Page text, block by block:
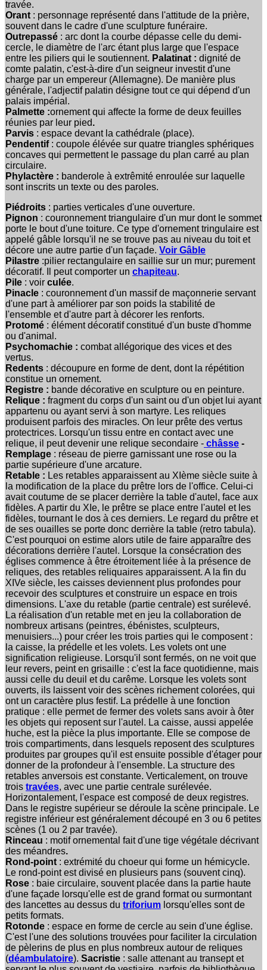
travée.
Orant : personnage représenté dans l'attitude de la prière,
souvent dans le cadre d'une sculpture funéraire.
Outrepassé : arc dont la courbe dépasse celle du demi-
cercle, le diamètre de l'arc étant plus large que l'espace
entre les piliers qui le soutiennent. Palatinat : dignité de
comte palatin, c'est-à-dire d'un seigneur investit d'une
charge par un empereur (Allemagne). De manière plus
générale, l'adjectif palatin désigne tout ce qui dépend d'un
palais impérial.
Palmette :ornement qui affecte la forme de deux feuilles
réunies par leur pied.
Parvis : espace devant la cathédrale (place).
Pendentif : coupole élévée sur quatre triangles sphériques
concaves qui permettent le passage du plan carré au plan
circulaire.
Phylactère : banderole à extrêmité enroulée sur laquelle
sont inscrits un texte ou des paroles.
Piédroits : parties verticales d'une ouverture.
Pignon : couronnement triangulaire d'un mur dont le sommet
porte le bout d'une toiture. Ce type d'ornement tringulaire est
appelé gâble lorsqu'il ne se trouve pas au niveau du toit et
décore une autre partie d'un façade. Voir Gâble
Pilastre :pilier rectangulaire en saillie sur un mur; purement
décoratif. Il peut comporter un chapiteau.
Pile : voir culée.
Pinacle : couronnement d'un massif de maçonnerie servant
d'une part à améliorer par son poids la stabilité de
l'ensemble et d'autre part à décorer les renforts.
Protomé : élément décoratif constitué d'un buste d'homme
ou d'animal.
Psychomachie : combat allégorique des vices et des
vertus.
Redents : découpure en forme de dent, dont la répétition
constitue un ornement.
Registre : bande décorative en sculpture ou en peinture.
Relique : fragment du corps d'un saint ou d'un objet lui ayant
appartenu ou ayant servi à son martyre. Les reliques
produisent parfois des miracles. On leur prête des vertus
protectrices. Lorsqu'un tissu entre en contact avec une
relique, il peut devenir une relique secondaire - châsse -
Remplage : réseau de pierre garnissant une rose ou la
partie supérieure d'une arcature.
Retable : Les retables apparaissent au XIème siècle suite à
la modification de la place du prêtre lors de l'office. Celui-ci
avait coutume de se placer derrière la table d'autel, face aux
fidèles. A partir du XIe, le prêtre se place entre l'autel et les
fidèles, tournant le dos à ces derniers. Le regard du prêtre et
de ses ouailles se porte donc derrière la table (retro tabula).
C'est pourquoi on estime alors utile de faire apparaître des
décorations derrière l'autel. Lorsque la consécration des
églises commence à être étroitement liée à la présence de
reliques, des retables reliquaires apparaissent. A la fin du
XIVe siècle, les caisses deviennent plus profondes pour
recevoir des sculptures et construire un espace en trois
dimensions. L'axe du retable (partie centrale) est surélevé.
La réalisation d'un retable met en jeu la collaboration de
nombreux artisans (peintres, ébénistes, sculpteurs,
menuisiers...) pour créer les trois parties qui le composent :
la caisse, la prédelle et les volets. Les volets ont une
signification religieuse. Lorsqu'il sont fermés, on ne voit que
leur revers, peint en grisaille : c'est la face quotidienne, mais
aussi celle du deuil et du carême. Lorsque les volets sont
ouverts, ils laissent voir des scènes richement colorées, qui
ont un caractère plus festif. La prédelle à une fonction
pratique : elle permet de fermer des volets sans avoir à ôter
les objets qui reposent sur l'autel. La caisse, aussi appelée
huche, est la pièce la plus importante. Elle se compose de
trois compartiments, dans lesquels reposent des sculptures
produites par groupes qu'il est ensuite possible d'étager pour
donner de la profondeur à l'ensemble. La structure des
retables anversois est constante. Verticalement, on trouve
trois travées, avec une partie centrale surélevée.
Horizontalement, l'espace est composé de deux registres.
Dans le registre supérieur se déroule la scène principale. Le
registre inférieur est généralement découpé en 3 ou 6 petites
scènes (1 ou 2 par travée).
Rinceau : motif ornemental fait d'une tige végétale décrivant
des méandres.
Rond-point : extrémité du choeur qui forme un hémicycle.
Le rond-point est divisé en plusieurs pans (souvent cinq).
Rose : baie circulaire, souvent placée dans la partie haute
d'une façade lorsqu'elle est de grand format ou surmontant
des lancettes au dessus du triforium lorsqu'elles sont de
petits formats.
Rotonde : espace en forme de cercle au sein d'une église.
C'est l'une des solutions trouvées pour faciliter la circulation
de pèlerins de plus en plus nombreux autour de reliques
(déambulatoire). Sacristie : salle attenant au transept et